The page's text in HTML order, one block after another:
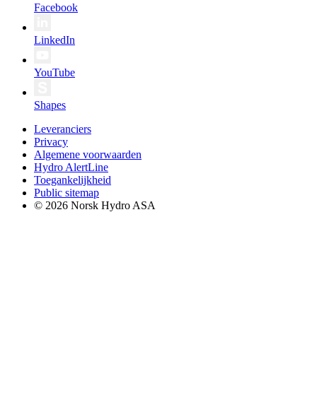
Facebook
LinkedIn
YouTube
Shapes
Leveranciers
Privacy
Algemene voorwaarden
Hydro AlertLine
Toegankelijkheid
Public sitemap
© 2026 Norsk Hydro ASA